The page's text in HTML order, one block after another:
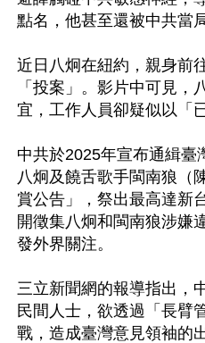
點名，他甚至還被中共當
近日八炯在紐約，親身前
「投案」。影片中可見，
宜，工作人員卻疑似以「
中共於2025年宣布通緝臺
八炯及饒舌歌手閩南狼（
賞公告」，祭出最高達新
開徵集八炯和閩南狼涉嫌
發外界關注。
三立新聞網的報導指出，
民間人士，欲透過「長臂
戰，造成臺灣意見領袖的